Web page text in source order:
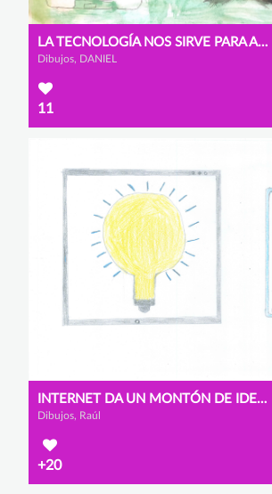
LA TECNOLOGÍA NOS SIRVE PARA AYUDAR
Dibujos, DANIEL
11
INTERNET DA UN MONTÓN DE IDEAS
Dibujos, Raúl
+20